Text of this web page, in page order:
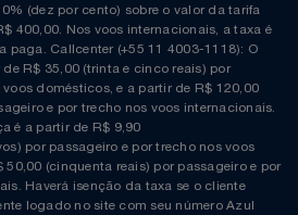
(dez por cento) sobre o valor da tarifa
400,00. Nos voos internacionais, a taxa é
paga. Callcenter (+55 11 4003-1118): O
R$ 35,00 (trinta e cinco reais) por
domésticos, e a partir de R$ 120,00
e por trecho nos voos internacionais.
é a partir de R$ 9,90
por passageiro e por trecho nos voos
(cinquenta reais) por passageiro e por
Haverá isenção da taxa se o cliente
logado no site com seu número Azul